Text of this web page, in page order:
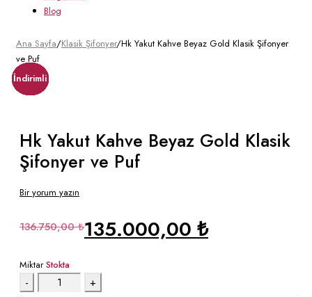
Blog
Ana Sayfa/Klasik Şifonyer/Hk Yakut Kahve Beyaz Gold Klasik Şifonyer
ve Puf
Hk Yakut Kahve Beyaz Gold Klasik
Şifonyer ve Puf
Bir yorum yazın
136.750,00₺135.000,00 ₺
Miktar Stokta
İndirimli
İndirimli
İndirimli
İndirimli
İndirimli
İndirimli
İndirimli
İndirimli
İndirimli
İndirimli
İndirimli
İndirimli
İndirimli
İndirimli